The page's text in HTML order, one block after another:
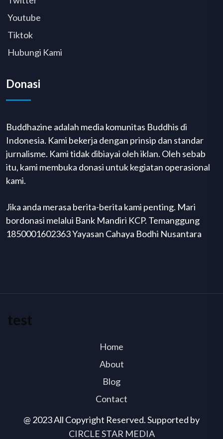
Youtube
Tiktok
Hubungi Kami
Donasi
Buddhazine adalah media komunitas Buddhis di
Indonesia. Kami bekerja dengan prinsip dan standar
jurnalisme. Kami tidak dibiayai oleh iklan. Oleh sebab
itu, kami membuka donasi untuk kegiatan operasional
kami.
Jika anda merasa berita-berita kami penting. Mari
bordonasi melalui Bank Mandiri KCP. Temanggung
1850001602363 Yayasan Cahaya Bodhi Nusantara
@ 2023 All Copyright Reserved. Supported by
CIRCLE STAR MEDIA
test
Home
About
Blog
Contact